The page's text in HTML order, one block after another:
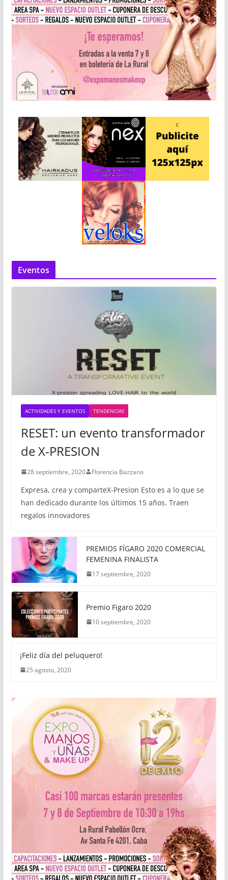
Eventos
ACTIVIDADES Y EVENTOS TENDENCIAS
RESET: un evento transformador
de X-PRESION
28 septiembre, 2020 Florencia Bazzano
Expresa, crea y comparteX-Presion Esto es a lo que se
han dedicado durante los últimos 15 años. Traen
regalos innovadores
PREMIOS FÍGARO 2020 COMERCIAL
FEMENINA FINALISTA
17 septiembre, 2020
Premio Figaro 2020
10 septiembre, 2020
¡Feliz día del peluquero!
25 agosto, 2020